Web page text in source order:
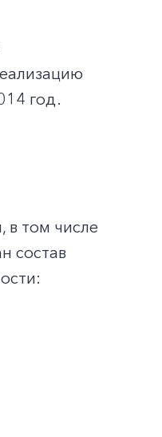
год.
в том числе
состав